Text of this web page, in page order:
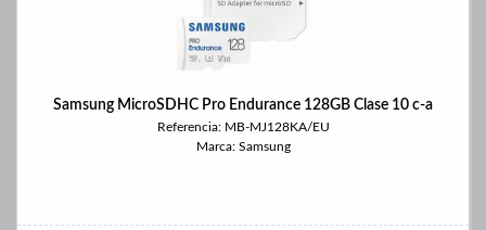
Samsung MicroSDHC Pro Endurance 128GB Clase 10 c-a
Referencia: MB-MJ128KA/EU
Marca: Samsung